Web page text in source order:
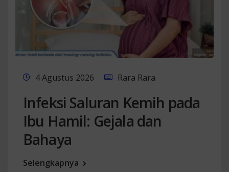
4 Agustus 2026 Rara Rara
Infeksi Saluran Kemih pada
Ibu Hamil: Gejala dan
Bahaya
Selengkapnya